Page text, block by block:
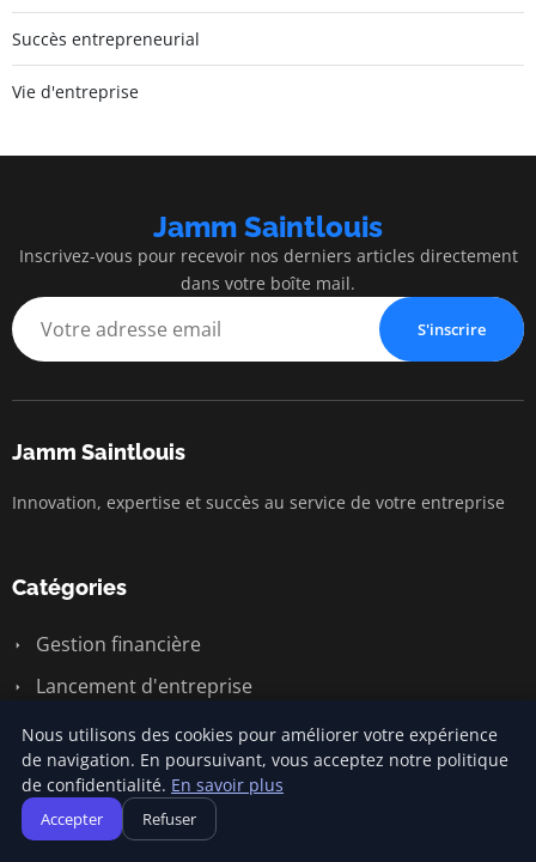
Succès entrepreneurial
Vie d'entreprise
Jamm Saintlouis
Inscrivez-vous pour recevoir nos derniers articles directement
dans votre boîte mail.
S'inscrire
Jamm Saintlouis
Innovation, expertise et succès au service de votre entreprise
Catégories
Gestion financière
Lancement d'entreprise
Marketing entrepreneurial
Stratégies d'affaires
Succès entrepreneurial
Nous utilisons des cookies pour améliorer votre expérience
de navigation. En poursuivant, vous acceptez notre politique
de confidentialité. En savoir plus
Accepter Refuser